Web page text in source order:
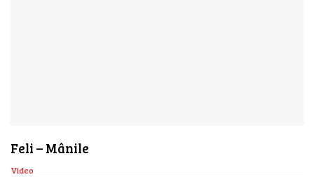
Feli – Mânile
Video